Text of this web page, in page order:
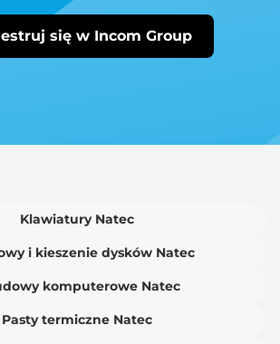
się w Incom Group
Klawiatury Natec
i kieszenie dysków Natec
komputerowe Natec
Pasty termiczne Natec